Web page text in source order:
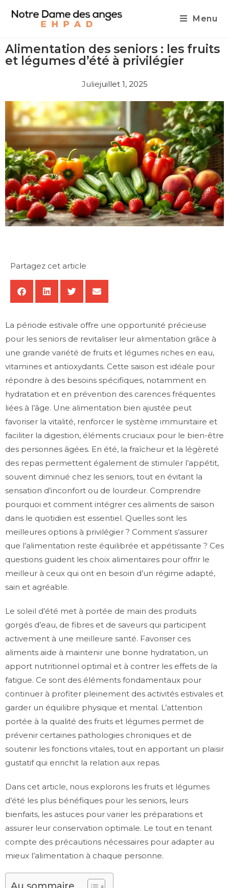
Menu
Alimentation des seniors : les fruits
et légumes d’été à privilégier
Juliejuillet 1, 2025
Partagez cet article
La période estivale offre une opportunité précieuse
pour les seniors de revitaliser leur alimentation grâce à
une grande variété de fruits et légumes riches en eau,
vitamines et antioxydants. Cette saison est idéale pour
répondre à des besoins spécifiques, notamment en
hydratation et en prévention des carences fréquentes
liées à l’âge. Une alimentation bien ajustée peut
favoriser la vitalité, renforcer le système immunitaire et
faciliter la digestion, éléments cruciaux pour le bien-être
des personnes âgées. En été, la fraîcheur et la légèreté
des repas permettent également de stimuler l’appétit,
souvent diminué chez les seniors, tout en évitant la
sensation d’inconfort ou de lourdeur. Comprendre
pourquoi et comment intégrer ces aliments de saison
dans le quotidien est essentiel. Quelles sont les
meilleures options à privilégier ? Comment s’assurer
que l’alimentation reste équilibrée et appétissante ? Ces
questions guident les choix alimentaires pour offrir le
meilleur à ceux qui ont en besoin d’un régime adapté,
sain et agréable.
Le soleil d’été met à portée de main des produits
gorgés d’eau, de fibres et de saveurs qui participent
activement à une meilleure santé. Favoriser ces
aliments aide à maintenir une bonne hydratation, un
apport nutritionnel optimal et à contrer les effets de la
fatigue. Ce sont des éléments fondamentaux pour
continuer à profiter pleinement des activités estivales et
garder un équilibre physique et mental. L’attention
portée à la qualité des fruits et légumes permet de
prévenir certaines pathologies chroniques et de
soutenir les fonctions vitales, tout en apportant un plaisir
gustatif qui enrichit la relation aux repas.
Dans cet article, nous explorons les fruits et légumes
d’été les plus bénéfiques pour les seniors, leurs
bienfaits, les astuces pour varier les préparations et
assurer leur conservation optimale. Le tout en tenant
compte des précautions nécessaires pour adapter au
mieux l’alimentation à chaque personne.